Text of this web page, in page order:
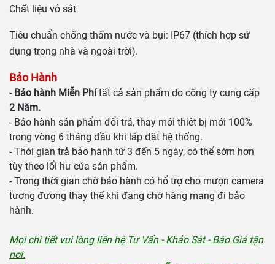
Chất liệu vỏ sắt
Tiêu chuẩn chống thấm nước và bụi: IP67 (thích hợp sử
dụng trong nhà và ngoài trời).
Bảo Hành
- Bảo hành Miễn Phítất cả sản phẩm do công ty cung cấp
2 Năm.
- Bảo hành sản phẩm đổi trả, thay mới thiết bị mới 100%
trong vòng 6 tháng đầu khi lắp đặt hệ thống.
- Thời gian trả bảo hành từ 3 đến 5 ngày, có thể sớm hơn
tùy theo lổi hư của sản phẩm.
- Trong thời gian chờ bảo hành có hổ trợ cho mượn camera
tương đương thay thế khi đang chờ hàng mang đi bảo
hành.
Mọi chi tiết vui lòng liên hệ Tư Vấn - Khảo Sát - Báo Giá tận
nơi.